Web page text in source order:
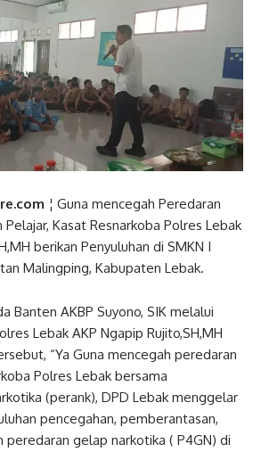
¦ Guna mencegah Peredaran
Kasat Resnarkoba Polres Lebak
berikan Penyuluhan di SMKN I
Malingping, Kabupaten Lebak.
Banten AKBP Suyono, SIK melalui
Lebak AKP Ngapip Rujito,SH,MH
“Ya Guna mencegah peredaran
Polres Lebak bersama
(perank), DPD Lebak menggelar
pencegahan, pemberantasan,
peredaran gelap narkotika ( P4GN) di